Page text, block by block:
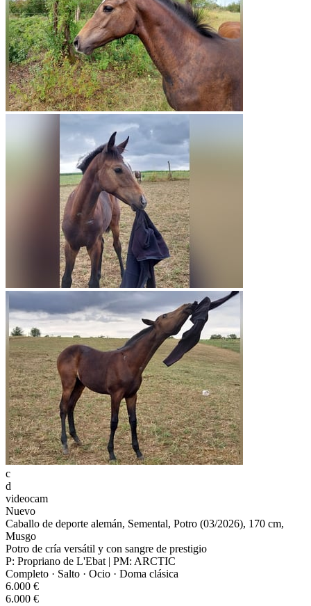
c
d
videocam
Nuevo
Caballo de deporte alemán, Semental, Potro (03/2026), 170 cm,
Musgo
Potro de cría versátil y con sangre de prestigio
P: Propriano de L'Ebat | PM: ARCTIC
Completo · Salto · Ocio · Doma clásica
6.000 €
6.000 €